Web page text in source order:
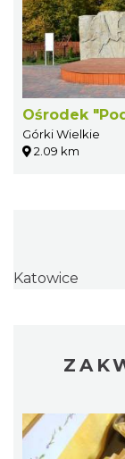
Ośrodek
Górki Wielkie
2.09 km
Katowice